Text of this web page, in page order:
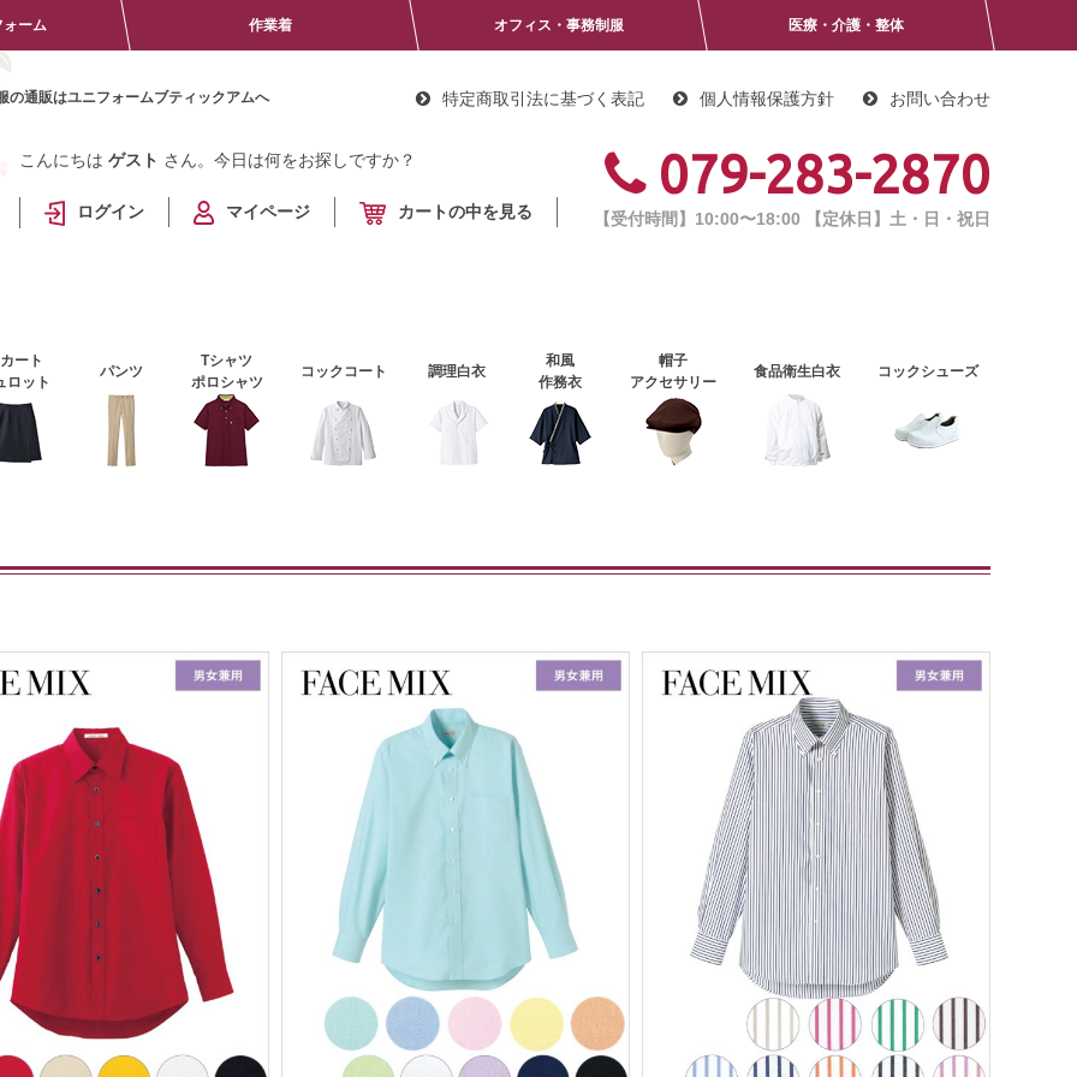
ーム 作業着 オフィス・事務制服 医療・介護・整体
の通販はユニフォームブティックアムへ 特定商取引法に基づく表記 個人情報保護方針 お問い合わせ
こんにちは ゲスト さん。今日は何をお探しですか？
ログイン マイページ カートの中を見る
079-283-2870
【受付時間】10:00〜18:00 【定休日】土・日・祝日
ート
ロット
パンツ
Tシャツ
ポロシャツ
コックコート 調理白衣
和風
作務衣
帽子
アクセサリー
食品衛生白衣 コックシューズ